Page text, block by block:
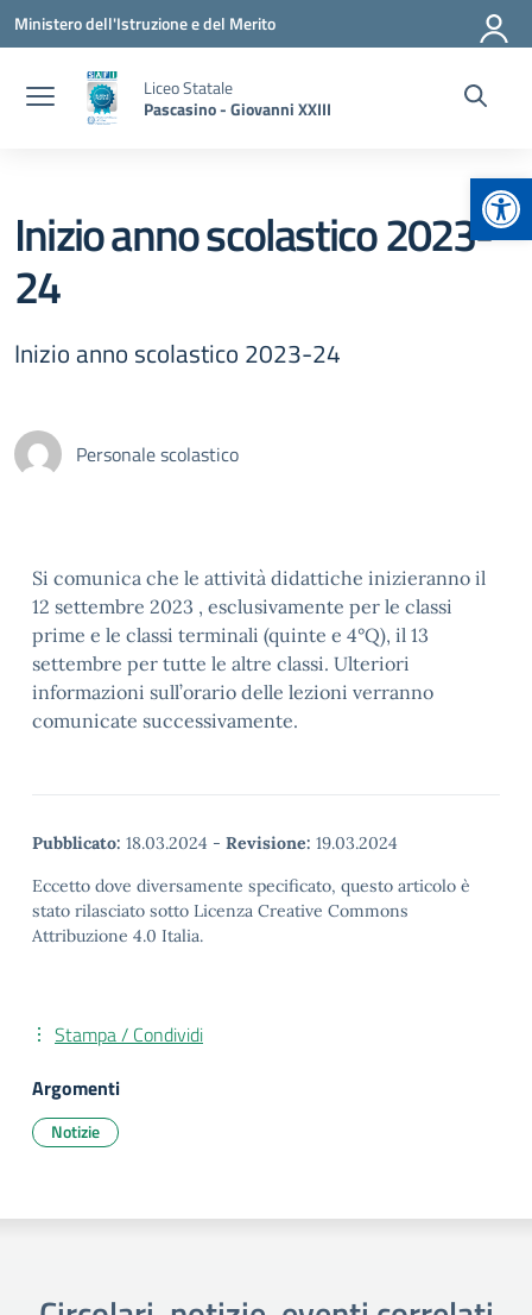
Vai ai contenuti
Vai al menu di navigazione
Vai al footer
Ministero dell'Istruzione e del Merito
Liceo Statale
Pascasino - Giovanni XXIII
Inizio anno scolastico 2023-
24
Inizio anno scolastico 2023-24
Personale scolastico
Si comunica che le attività didattiche inizieranno il
12 settembre 2023 , esclusivamente per le classi
prime e le classi terminali (quinte e 4°Q), il 13
settembre per tutte le altre classi. Ulteriori
informazioni sull’orario delle lezioni verranno
comunicate successivamente.
Pubblicato: 18.03.2024 - Revisione: 19.03.2024
Eccetto dove diversamente specificato, questo articolo è
stato rilasciato sotto Licenza Creative Commons
Attribuzione 4.0 Italia.
Stampa / Condividi
Argomenti
Notizie